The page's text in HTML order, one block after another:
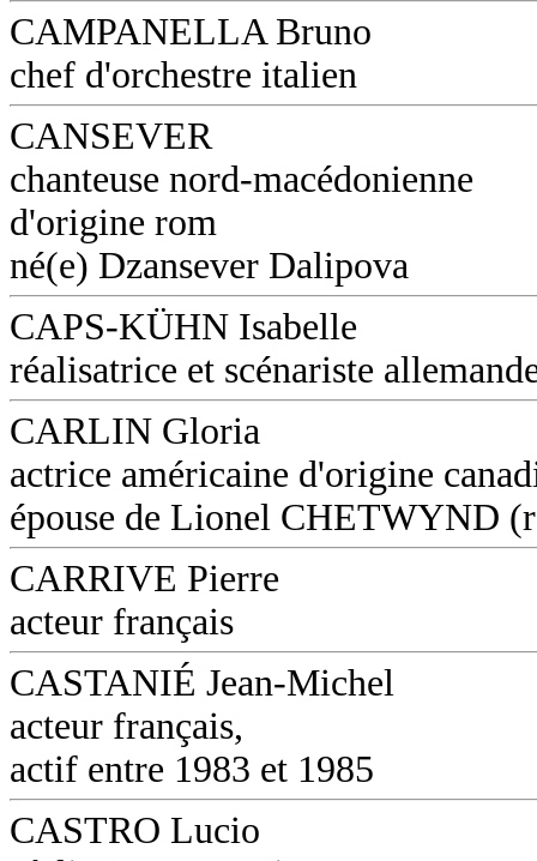
CAMPANELLA Bruno
chef d'orchestre italien
CANSEVER
chanteuse nord-macédonienne
d'origine rom
né(e) Dzansever Dalipova
CAPS-KÜHN Isabelle
réalisatrice et scénariste
CARLIN Gloria
actrice américaine d'origine
épouse de Lionel CHETWYND
CARRIVE Pierre
acteur français
CASTANIÉ Jean-Michel
acteur français,
actif entre 1983 et 1985
CASTRO Lucio